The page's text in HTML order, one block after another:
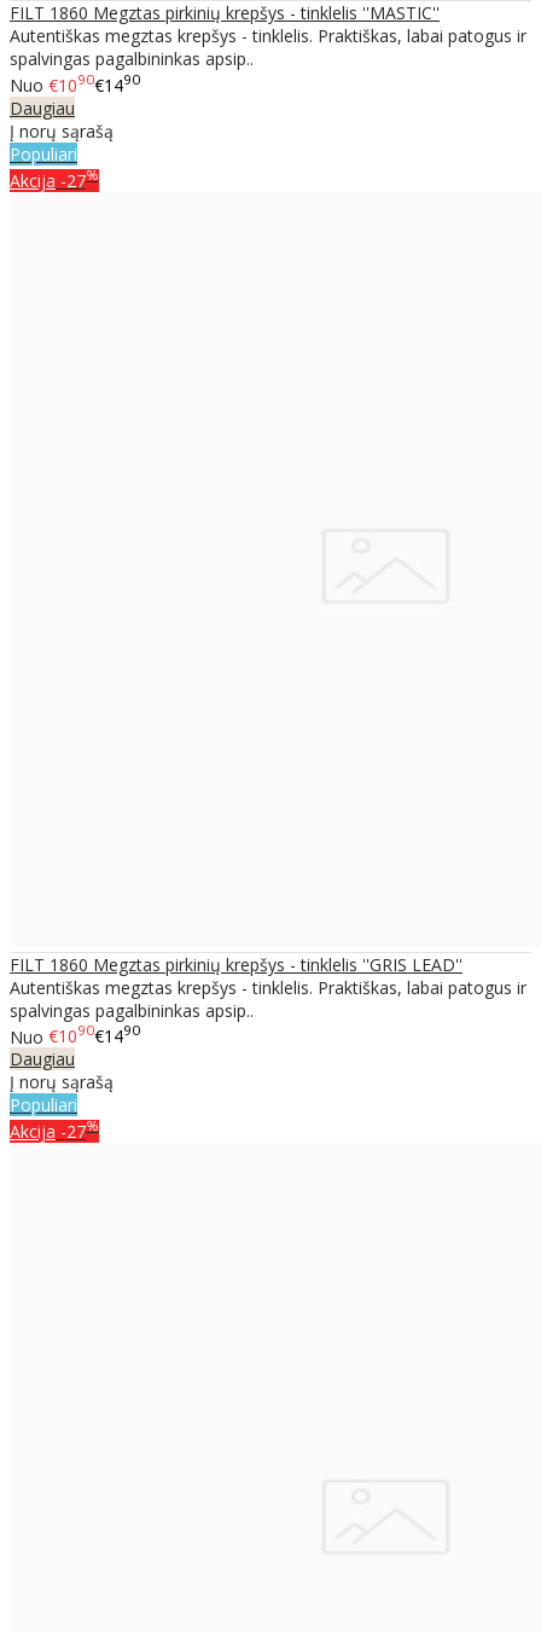
FILT 1860 Megztas pirkinių krepšys - tinklelis ''MASTIC''
Autentiškas megztas krepšys - tinklelis. Praktiškas, labai patogus ir
spalvingas pagalbininkas apsip..
Nuo €1090€1490
Daugiau
Į norų sąrašą
Populiari
Akcija -27%
FILT 1860 Megztas pirkinių krepšys - tinklelis ''GRIS LEAD''
Autentiškas megztas krepšys - tinklelis. Praktiškas, labai patogus ir
spalvingas pagalbininkas apsip..
Nuo €1090€1490
Daugiau
Į norų sąrašą
Populiari
Akcija -27%